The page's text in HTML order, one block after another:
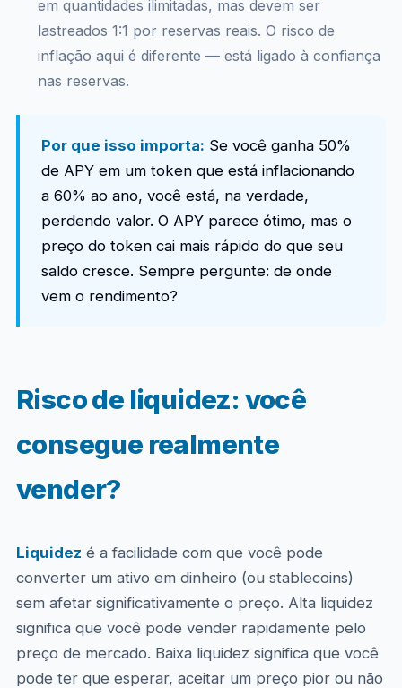
em quantidades ilimitadas, mas devem ser
lastreados 1:1 por reservas reais. O risco de
inflação aqui é diferente — está ligado à confiança
nas reservas.
Por que isso importa: Se você ganha 50%
de APY em um token que está inflacionando
a 60% ao ano, você está, na verdade,
perdendo valor. O APY parece ótimo, mas o
preço do token cai mais rápido do que seu
saldo cresce. Sempre pergunte: de onde
vem o rendimento?
Risco de liquidez: você
consegue realmente
vender?
Liquidez é a facilidade com que você pode
converter um ativo em dinheiro (ou stablecoins)
sem afetar significativamente o preço. Alta liquidez
significa que você pode vender rapidamente pelo
preço de mercado. Baixa liquidez significa que você
pode ter que esperar, aceitar um preço pior ou não